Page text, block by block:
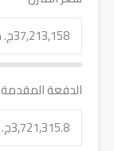
الدفعة المقدمة